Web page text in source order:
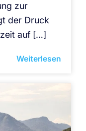
zur
der Druck
auf […]
Weiterlesen